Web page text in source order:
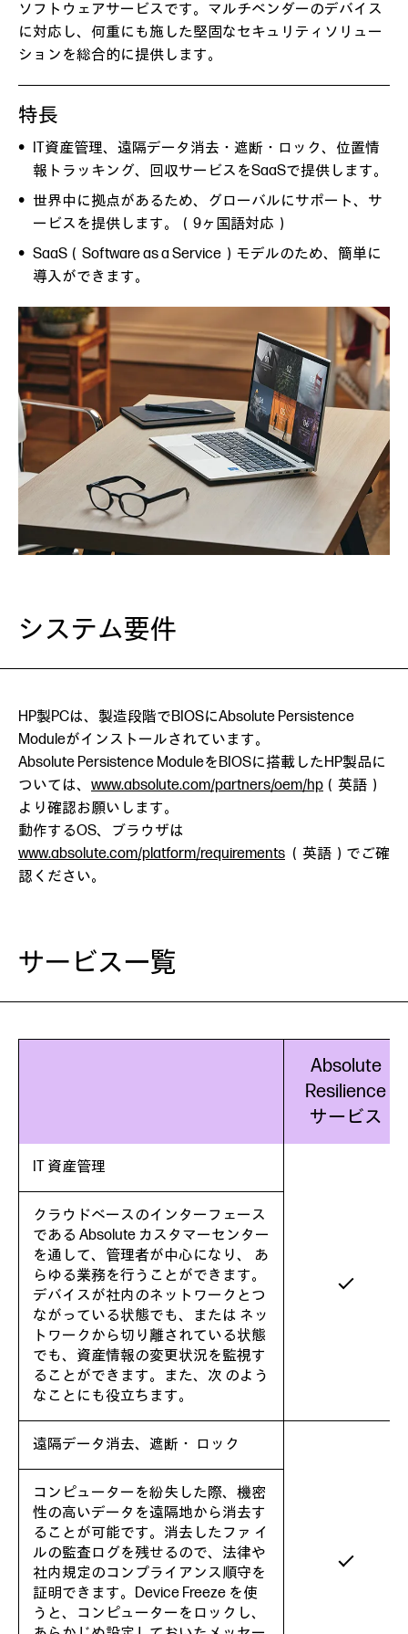
ソフトウェアサービスです。マルチベンダーのデバイス
に対応し、何重にも施した堅固なセキュリティソリュー
ションを総合的に提供します。
特長
IT資産管理、遠隔データ消去・遮断・ロック、位置情
報トラッキング、回収サービスをSaaSで提供します。
世界中に拠点があるため、グローバルにサポート、サ
ービスを提供します。（9ヶ国語対応）
SaaS（Software as a Service）モデルのため、簡単に
導入ができます。
システム要件
HP製PCは、製造段階でBIOSにAbsolute Persistence
Moduleがインストールされています。
Absolute Persistence ModuleをBIOSに搭載したHP製品に
ついては、 www.absolute.com/partners/oem/hp （英語）
より確認お願いします。
動作するOS、ブラウザは
www.absolute.com/platform/requirements （英語）でご確
認ください。
サービス一覧
Absolute
Resilience
サービス
IT 資産管理
クラウドベースのインターフェース
である Absolute カスタマーセンター
を通して、管理者が中心になり、 あ
らゆる業務を行うことができます。
デバイスが社内のネットワークとつ
ながっている状態でも、または ネッ
トワークから切り離されている状態
でも、資産情報の変更状況を監視す
ることができます。また、次 のよう
なことにも役立ちます。
遠隔データ消去、遮断・ ロック
コンピューターを紛失した際、機密
性の高いデータを遠隔地から消去す
ることが可能です。消去したファ イ
ルの監査ログを残せるので、法律や
社内規定のコンプライアンス順守を
証明できます。Device Freeze を使
うと、コンピューターをロックし、